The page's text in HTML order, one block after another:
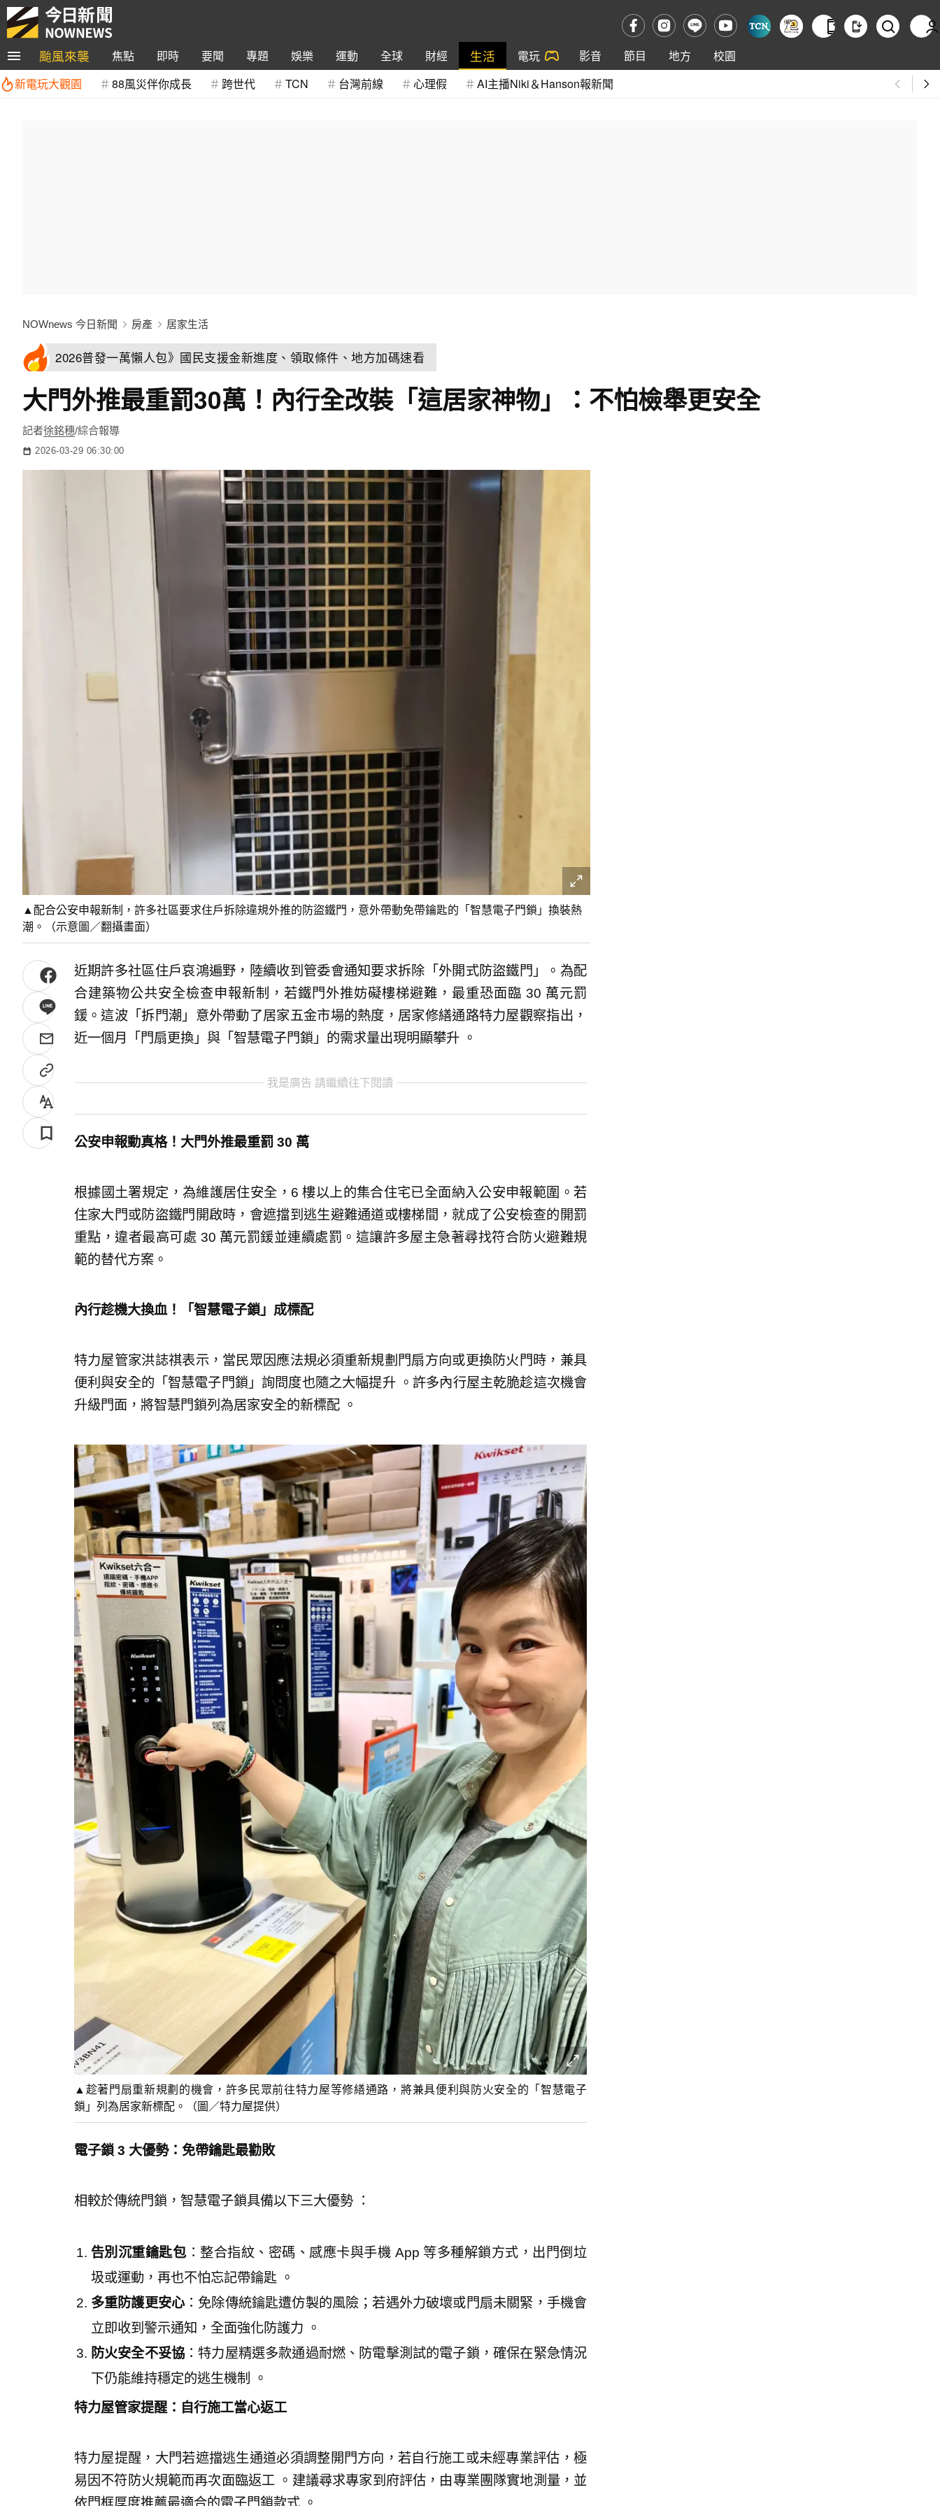
颱風來襲 焦點 即時 要聞 專題 娛樂 運動 全球 財經 生活 電玩 影音 節目 地方
校園
新電玩大觀園
88風災伴你成長 跨世代 TCN 台灣前線 心理假 AI主播Niki＆Hanson報新聞
NOWnews 今日新聞 房產 居家生活
2026普發一萬懶人包》國民支援金新進度、領取條件、地方加碼速看
大門外推最重罰30萬！內行全改裝「這居家神物」：不怕檢舉更安全
記者徐銘穗/綜合報導
2026-03-29 06:30:00
▲配合公安申報新制，許多社區要求住戶拆除違規外推的防盜鐵門，意外帶動免帶鑰匙的「智慧電子門鎖」換裝熱
潮。（示意圖／翻攝畫面）
近期許多社區住戶哀鴻遍野，陸續收到管委會通知要求拆除「外開式防盜鐵門」。為配
合建築物公共安全檢查申報新制，若鐵門外推妨礙樓梯避難，最重恐面臨 30 萬元罰
鍰。這波「拆門潮」意外帶動了居家五金市場的熱度，居家修繕通路特力屋觀察指出，
近一個月「門扇更換」與「智慧電子門鎖」的需求量出現明顯攀升 。
我是廣告 請繼續往下閱讀
公安申報動真格！大門外推最重罰 30 萬
根據國土署規定，為維護居住安全，6 樓以上的集合住宅已全面納入公安申報範圍。若
住家大門或防盜鐵門開啟時，會遮擋到逃生避難通道或樓梯間，就成了公安檢查的開罰
重點，違者最高可處 30 萬元罰鍰並連續處罰。這讓許多屋主急著尋找符合防火避難規
範的替代方案。
內行趁機大換血！「智慧電子鎖」成標配
特力屋管家洪誌祺表示，當民眾因應法規必須重新規劃門扇方向或更換防火門時，兼具
便利與安全的「智慧電子門鎖」詢問度也隨之大幅提升 。許多內行屋主乾脆趁這次機會
升級門面，將智慧門鎖列為居家安全的新標配 。
▲趁著門扇重新規劃的機會，許多民眾前往特力屋等修繕通路，將兼具便利與防火安全的「智慧電子
鎖」列為居家新標配。（圖／特力屋提供）
電子鎖 3 大優勢：免帶鑰匙最勸敗
相較於傳統門鎖，智慧電子鎖具備以下三大優勢 ：
告別沉重鑰匙包：整合指紋、密碼、感應卡與手機 App 等多種解鎖方式，出門倒垃
圾或運動，再也不怕忘記帶鑰匙 。
多重防護更安心：免除傳統鑰匙遭仿製的風險；若遇外力破壞或門扇未關緊，手機會
立即收到警示通知，全面強化防護力 。
防火安全不妥協 ：特力屋精選多款通過耐燃、防電擊測試的電子鎖，確保在緊急情況
下仍能維持穩定的逃生機制 。
特力屋管家提醒：自行施工當心返工
特力屋提醒，大門若遮擋逃生通道必須調整開門方向，若自行施工或未經專業評估，極
易因不符防火規範而再次面臨返工 。建議尋求專家到府評估，由專業團隊實地測量，並
依門框厚度推薦最適合的電子門鎖款式 。